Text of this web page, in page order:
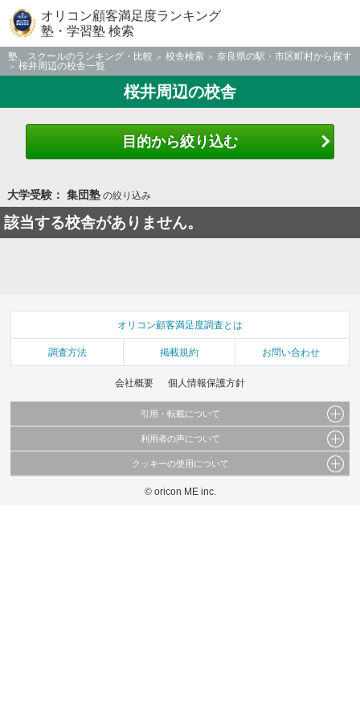
オリコン顧客満足度ランキング
塾・学習塾 検索
塾、スクールのランキング・比較 校舎検索
奈良県の駅・市区町村から探す
桜井周辺の校舎一覧
桜井周辺の校舎
目的から絞り込む
大学受験： 集団塾の絞り込み
該当する校舎がありません。
オリコン顧客満足度調査とは
調査方法 掲載規約 お問い合わせ
会社概要 個人情報保護方針
引用・転載について
当サイトで公開されている情報（文字、写真、イラスト、画像データ等）及びこれらの配
これらの情報を権利者の許可なく無断転載・複製などの二次利用を行うことは固く禁じて
利用者の声について
当サイトに掲載している内容はすべてサービスの利用者が提出された見解・感想です。
弊社の見解・ 意見ではないことをご理解いただいた上でご覧ください。
クッキーの使用について
このサイトでは Cookie を使用して、ユーザーに合わせたコンテンツや広告の表示、ソー
© oricon ME inc.